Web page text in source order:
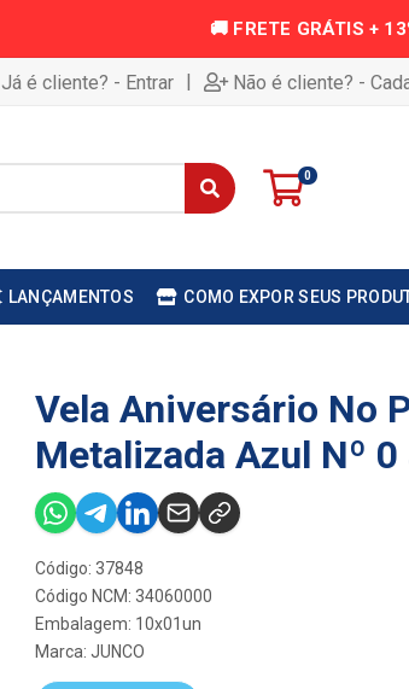
Já é cliente? - Entrar | Não é cliente? -
0
LANÇAMENTOS COMO EXPOR SEUS
Vela Aniversário No
Metalizada Azul Nº
Código: 37848
Código NCM: 34060000
Embalagem: 10x01un
Marca: JUNCO